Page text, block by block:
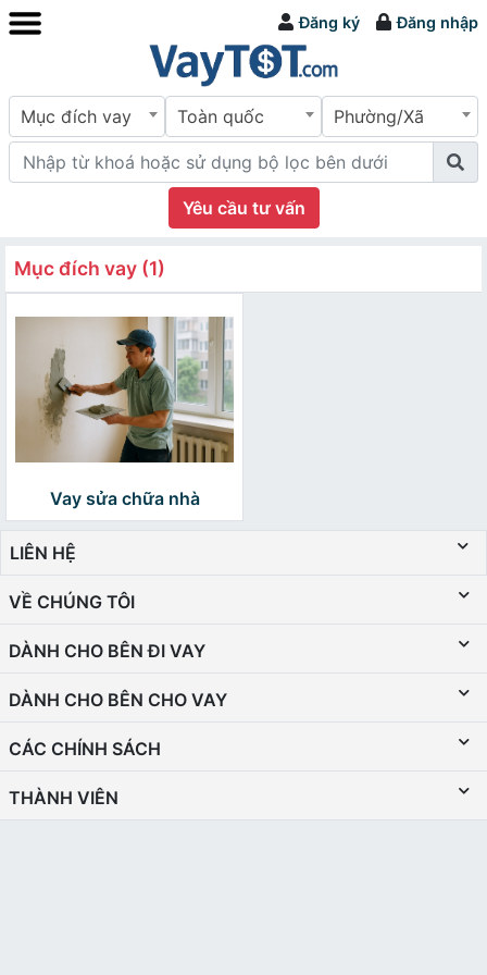
Đăng ký Đăng nhập
Mục đích vay Toàn quốc Phường/Xã
Yêu cầu tư vấn
Mục đích vay (1)
Vay sửa chữa nhà
LIÊN HỆ
VỀ CHÚNG TÔI
DÀNH CHO BÊN ĐI VAY
DÀNH CHO BÊN CHO VAY
CÁC CHÍNH SÁCH
THÀNH VIÊN